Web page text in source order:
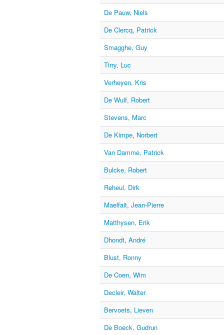
De Pauw, Niels
De Clercq, Patrick
Smagghe, Guy
Tirry, Luc
Verheyen, Kris
De Wulf, Robert
Stevens, Marc
De Kimpe, Norbert
Van Damme, Patrick
Bulcke, Robert
Reheul, Dirk
Maelfait, Jean-Pierre
Matthysen, Erik
Dhondt, André
Blust, Ronny
De Coen, Wim
Decleir, Walter
Bervoets, Lieven
De Boeck, Gudrun